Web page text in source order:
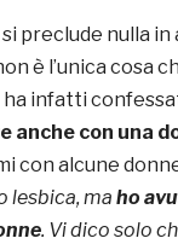
preclude nulla in
è l’unica cosa
infatti
anche con una
con alcune
lesbica, ma ho
. Vi dico solo